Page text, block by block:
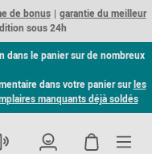
de bonus
garantie du meilleur
sous 24h
dans le panier sur de nombreux
dans votre panier surles
manquants déjà soldés